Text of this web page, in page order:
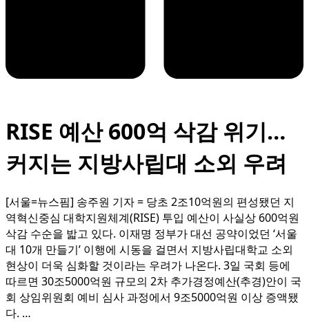
RISE 예산 600억 삭감 위기…
커지는 지방사립대 소외 우려
[서울=뉴스핌] 송주원 기자 = 당초 2조10억원의 편성됐던 지
역혁신중심 대학지원체계(RISE) 투입 예산이 사실상 600억원
삭감 수순을 밟고 있다. 이재명 정부가 대선 공약이었던 ‘서울
대 10개 만들기’ 이행에 시동을 걸면서 지방사립대학교 소외
현상이 더욱 심화할 것이라는 우려가 나온다. 3일 국회 등에
따르면 30조5000억원 규모의 2차 추가경정예산(추경)안이 국
회 상임위원회 예비 심사 과정에서 9조5000억원 이상 증액됐
다. …